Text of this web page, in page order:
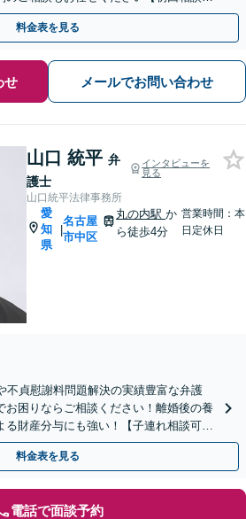
します。
料金表を見る
せ メールでお問い合わせ
山口 統平 弁
護士
インタビューを
見る
山口統平法律事務所
愛
知
県
|
名古屋
市中区
丸の内駅か
ら徒歩4分
営業時間：本
日定休日
不貞慰謝料問題解決の実績豊富な弁護
お困りならご相談ください！離婚後の養
る財産分与にも強い！【子連れ相談可】
の内」駅4分】
料金表を見る
電話で面談予約